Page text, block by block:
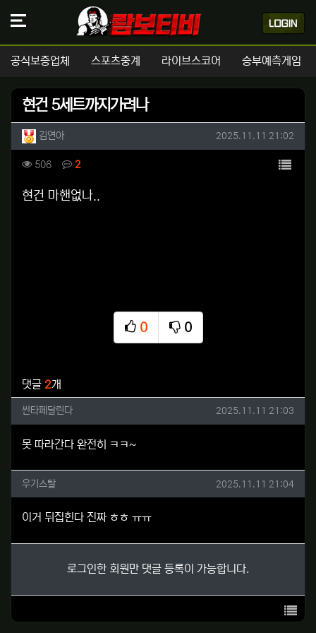
공식보증업체 스포츠중계 라이브스코어 승부예측게임
현건 5세트까지가려나
작성자 정보
김연아작성 작성일
2025.11.11 21:02
컨텐츠 정보
506조회 2댓글 목록
본문
현건 마핸없나..
0
추천
0
비추천
댓글 2개
싼타페달린다님의 댓글
싼타페달린다 작성일
2025.11.11 21:03
못 따라간다 완전히 ㅋㅋ~
우기스탈님의 댓글
우기스탈 작성일
2025.11.11 21:04
이거 뒤집힌다 진짜 ㅎㅎ ㅠㅠ
로그인한 회원만 댓글 등록이 가능합니다.
목록